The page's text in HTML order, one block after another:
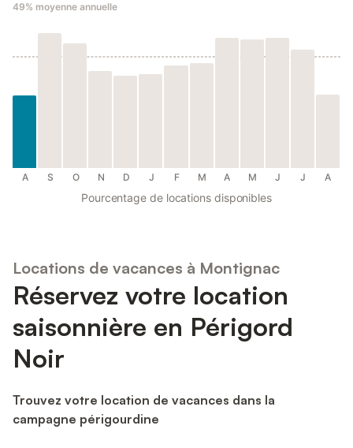
49% moyenne annuelle
A S O N D J F M A M J J A
Pourcentage de locations disponibles
Locations de vacances à Montignac
Réservez votre location
saisonnière en Périgord
Noir
Trouvez votre location de vacances dans la
campagne périgourdine